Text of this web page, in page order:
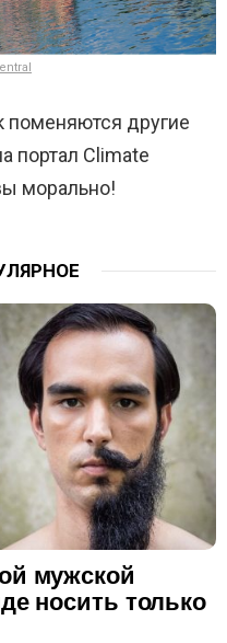
поменяются другие
портал Climate
морально!
мужской
носить только